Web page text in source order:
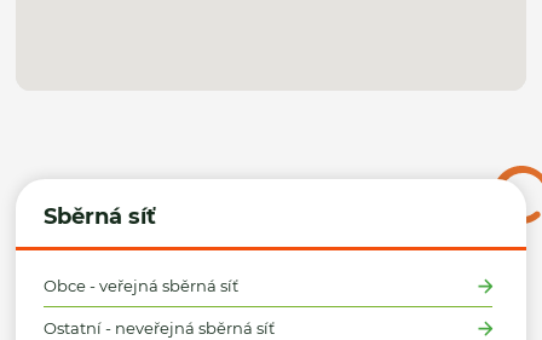
Sběrná síť
Obce - veřejná sběrná síť
Ostatní - neveřejná sběrná síť